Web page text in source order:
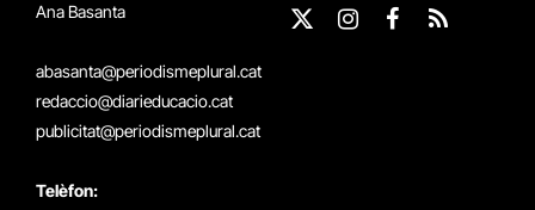
Ana Basanta
abasanta@periodismeplural.cat
redaccio@diarieducacio.cat
publicitat@periodismeplural.cat
Telèfon:
X
Instagram
Facebook
RSS